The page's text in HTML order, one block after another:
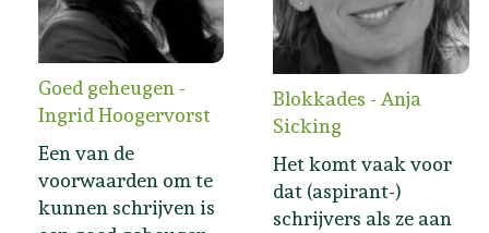
Goed geheugen -
Ingrid Hoogervorst
Een van de
voorwaarden om te
kunnen schrijven is
Blokkades - Anja
Sicking
Het komt vaak voor
dat (aspirant-)
schrijvers als ze aan